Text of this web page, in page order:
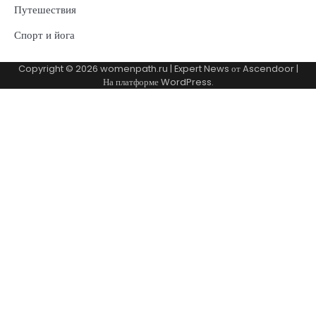
Путешествия
Спорт и йога
Copyright © 2026 womenpath.ru | Expert News отAscendoor|
На платформеWordPress.